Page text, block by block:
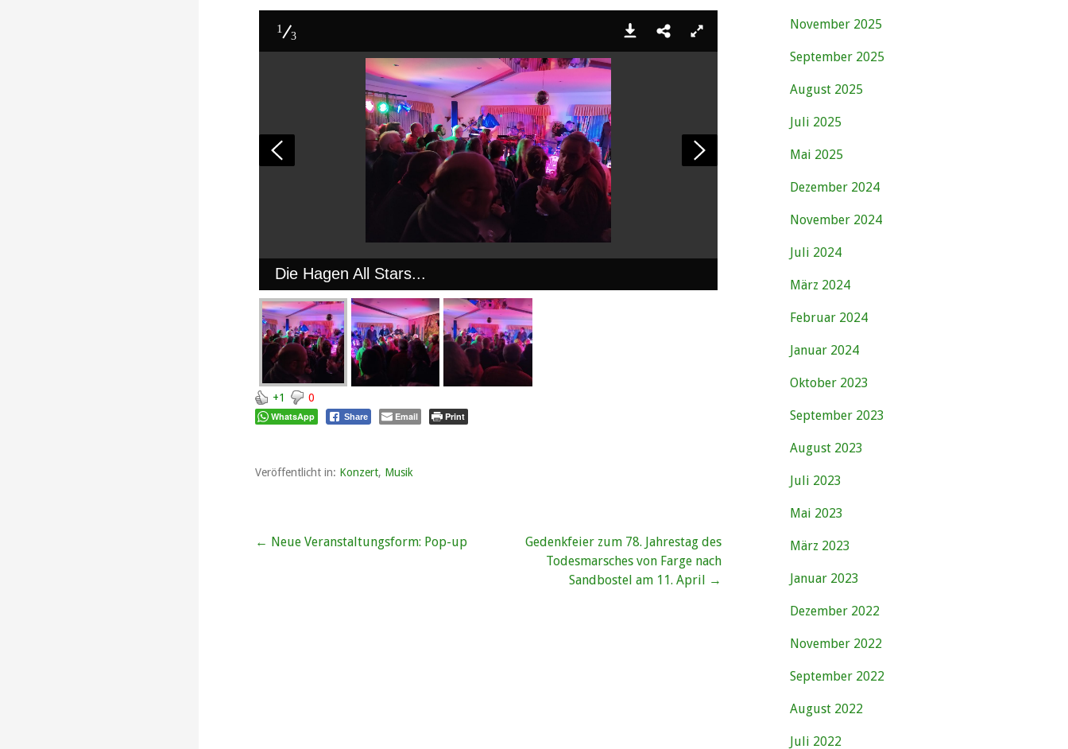
1
3
Die Hagen All Stars...
+1 0
WhatsApp Share Email Print
Veröffentlicht in: Konzert, Musik
Beitragsnavigation
← Neue Veranstaltungsform: Pop-up
Gedenkfeier zum 78. Jahrestag des
Todesmarsches von Farge nach
Sandbostel am 11. April →
November 2025
September 2025
August 2025
Juli 2025
Mai 2025
Dezember 2024
November 2024
Juli 2024
März 2024
Februar 2024
Januar 2024
Oktober 2023
September 2023
August 2023
Juli 2023
Mai 2023
März 2023
Januar 2023
Dezember 2022
November 2022
September 2022
August 2022
Juli 2022